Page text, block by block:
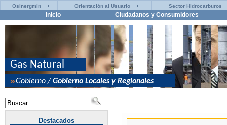
Osinergmin Orientación al Usuario Sector Hidrocarburos
Inicio Ciudadanos y Consumidores